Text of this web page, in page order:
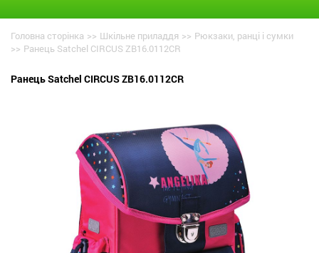
Головна сторінка >> Шкільне приладдя >> Рюкзаки, ранці і сумки
>> Ранець Satchel CIRCUS ZB16.0112CR
Ранець Satchel CIRCUS ZB16.0112CR